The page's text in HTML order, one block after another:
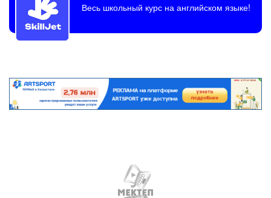
Весь школьный курс на английском языке!